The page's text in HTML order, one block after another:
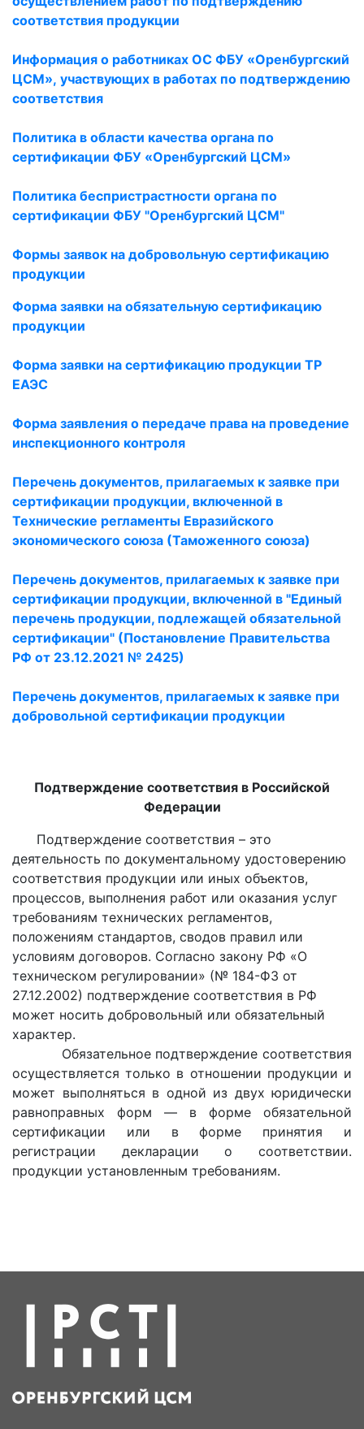
соответствия продукции
Информация о работниках ОС ФБУ «Оренбургский
ЦСМ», участвующих в работах по подтверждению
соответствия
Политика в области качества органа по
сертификации ФБУ «Оренбургский ЦСМ»
Политика беспристрастности органа по
сертификации ФБУ "Оренбургский ЦСМ"
Формы заявок на добровольную сертификацию
продукции
Форма заявки на обязательную сертификацию
продукции
Форма заявки на сертификацию продукции ТР
ЕАЭС
Форма заявления о передаче права на проведение
инспекционного контроля
Перечень документов, прилагаемых к заявке при
сертификации продукции, включенной в
Технические регламенты Евразийского
экономического союза (Таможенного союза)
Перечень документов, прилагаемых к заявке при
сертификации продукции, включенной в "Единый
перечень продукции, подлежащей обязательной
сертификации" (Постановление Правительства
РФ от 23.12.2021 № 2425)
Перечень документов, прилагаемых к заявке при
добровольной сертификации продукции
Подтверждение соответствия в Российской
Федерации
Подтверждение соответствия – это
деятельность по документальному удостоверению
соответствия продукции или иных объектов,
процессов, выполнения работ или оказания услуг
требованиям технических регламентов,
положениям стандартов, сводов правил или
условиям договоров. Согласно закону РФ «О
техническом регулировании» (№ 184-ФЗ от
27.12.2002) подтверждение соответствия в РФ
может носить добровольный или обязательный
характер.
Обязательное подтверждение соответствия
осуществляется только в отношении продукции и
может выполняться в одной из двух юридически
равноправных форм — в форме обязательной
сертификации или в форме принятия и
регистрации декларации о соответствии.
продукции установленным требованиям.